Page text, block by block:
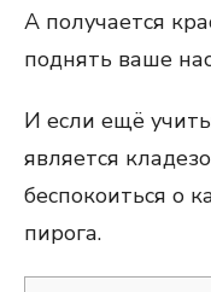
А получается
поднять ваше
И если ещё
является
беспокоиться о
пирога.